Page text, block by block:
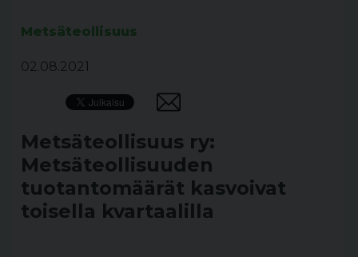
Metsäteollisuus
02.08.2021
Metsäteollisuus ry:
Metsäteollisuuden
tuotantomäärät kasvoivat
toisella kvartaalilla